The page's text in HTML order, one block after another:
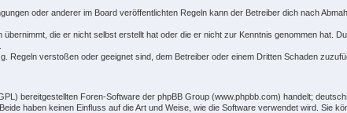
oder anderer im Board veröffentlichten Regeln kann der Betreiber dich nach
die er nicht selbst erstellt hat oder die er nicht zur Kenntnis genommen hat.
verstoßen oder geeignet sind, dem Betreiber oder einem Dritten Schaden
bereitgestellten Foren-Software der phpBB Group (www.phpbb.com) handelt;
haben keinen Einfluss auf die Art und Weise, wie die Software verwendet wird. Sie